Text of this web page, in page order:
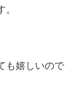
も嬉しいので